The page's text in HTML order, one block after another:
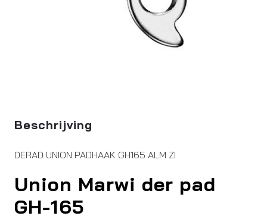
Beschrijving
DERAD UNION PADHAAK GH165 ALM ZI
Union Marwi der pad
GH-165